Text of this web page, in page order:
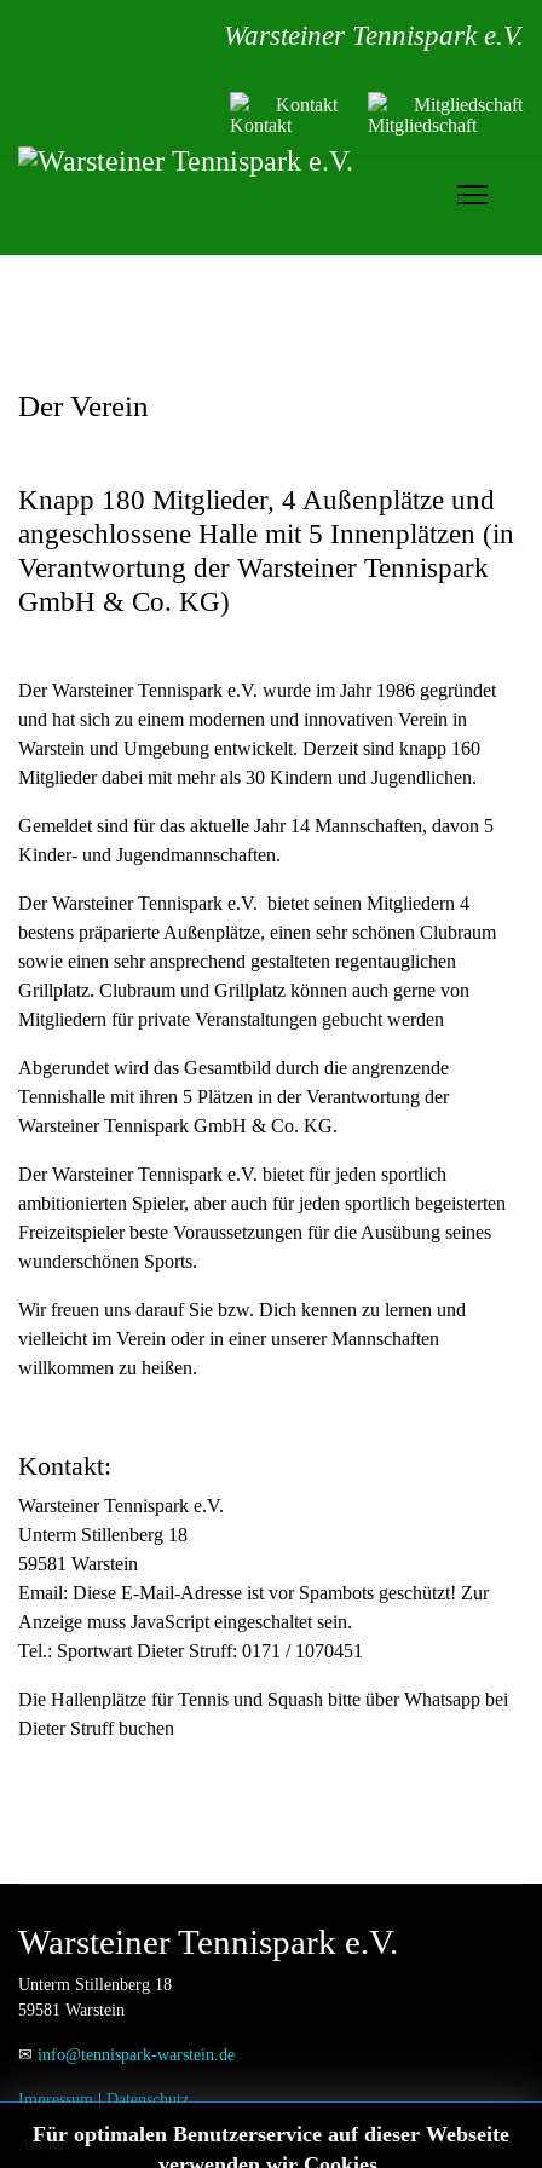
Warsteiner Tennispark e.V.
Kontakt Mitgliedschaft
Der Verein
Knapp 180 Mitglieder, 4 Außenplätze und
angeschlossene Halle mit 5 Innenplätzen (in
Verantwortung der Warsteiner Tennispark
GmbH & Co. KG)
Der Warsteiner Tennispark e.V. wurde im Jahr 1986 gegründet
und hat sich zu einem modernen und innovativen Verein in
Warstein und Umgebung entwickelt. Derzeit sind knapp 160
Mitglieder dabei mit mehr als 30 Kindern und Jugendlichen.
Gemeldet sind für das aktuelle Jahr 14 Mannschaften, davon 5
Kinder- und Jugendmannschaften.
Der Warsteiner Tennispark e.V. bietet seinen Mitgliedern 4
bestens präparierte Außenplätze, einen sehr schönen Clubraum
sowie einen sehr ansprechend gestalteten regentauglichen
Grillplatz. Clubraum und Grillplatz können auch gerne von
Mitgliedern für private Veranstaltungen gebucht werden
Abgerundet wird das Gesamtbild durch die angrenzende
Tennishalle mit ihren 5 Plätzen in der Verantwortung der
Warsteiner Tennispark GmbH & Co. KG.
Der Warsteiner Tennispark e.V. bietet für jeden sportlich
ambitionierten Spieler, aber auch für jeden sportlich begeisterten
Freizeitspieler beste Voraussetzungen für die Ausübung seines
wunderschönen Sports.
Wir freuen uns darauf Sie bzw. Dich kennen zu lernen und
vielleicht im Verein oder in einer unserer Mannschaften
willkommen zu heißen.
Kontakt:
Warsteiner Tennispark e.V.
Unterm Stillenberg 18
59581 Warstein
Email: Diese E-Mail-Adresse ist vor Spambots geschützt! Zur
Anzeige muss JavaScript eingeschaltet sein.
Tel.: Sportwart Dieter Struff: 0171 / 1070451
Die Hallenplätze für Tennis und Squash bitte über Whatsapp bei
Dieter Struff buchen
Für optimalen Benutzerservice auf dieser Webseite
Warsteiner Tennispark e.V.
Unterm Stillenberg 18
59581 Warstein
✉ info@tennispark-warstein.de
Impressum|Datenschutz
Anfahrt